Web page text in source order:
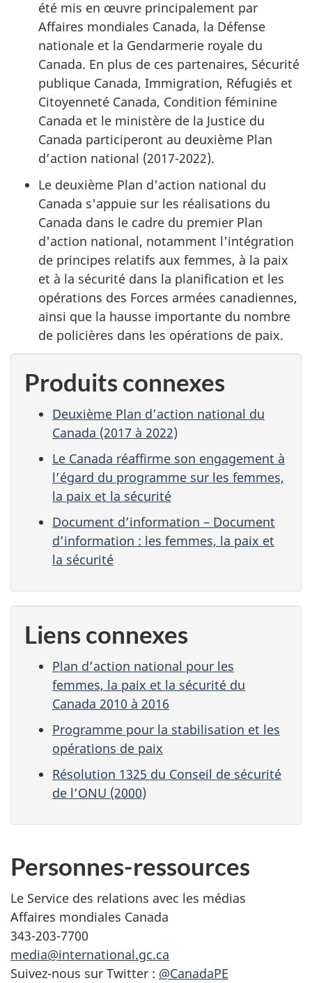
été mis en œuvre principalement par
Affaires mondiales Canada, la Défense
nationale et la Gendarmerie royale du
Canada. En plus de ces partenaires, Sécurité
publique Canada, Immigration, Réfugiés et
Citoyenneté Canada, Condition féminine
Canada et le ministère de la Justice du
Canada participeront au deuxième Plan
d’action national (2017-2022).
Le deuxième Plan d'action national du
Canada s'appuie sur les réalisations du
Canada dans le cadre du premier Plan
d'action national, notamment l'intégration
de principes relatifs aux femmes, à la paix
et à la sécurité dans la planification et les
opérations des Forces armées canadiennes,
ainsi que la hausse importante du nombre
de policières dans les opérations de paix.
Produits connexes
Deuxième Plan d’action national du
Canada (2017 à 2022)
Le Canada réaffirme son engagement à
l’égard du programme sur les femmes,
la paix et la sécurité
Document d’information – Document
d’information : les femmes, la paix et
la sécurité
Liens connexes
Plan d’action national pour les
femmes, la paix et la sécurité du
Canada 2010 à 2016
Programme pour la stabilisation et les
opérations de paix
Résolution 1325 du Conseil de sécurité
de l’ONU (2000)
Personnes-ressources
Le Service des relations avec les médias
Affaires mondiales Canada
343-203-7700
media@international.gc.ca
Suivez-nous sur Twitter : @CanadaPE